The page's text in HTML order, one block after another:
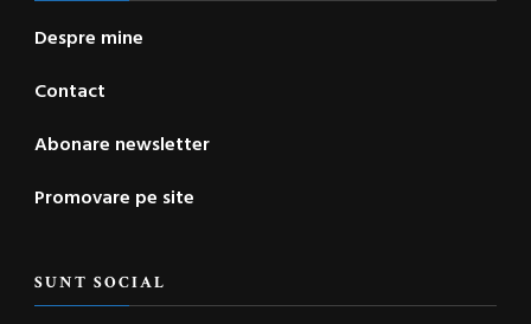
Despre mine
Contact
Abonare newsletter
Promovare pe site
SUNT SOCIAL